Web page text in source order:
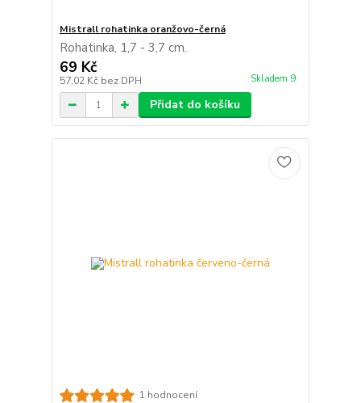
Mistrall rohatinka oranžovo-černá
Rohatinka, 1,7 - 3,7 cm.
69 Kč
57,02 Kč bez DPH Skladem 9
Přidat do košíku
1 hodnocení